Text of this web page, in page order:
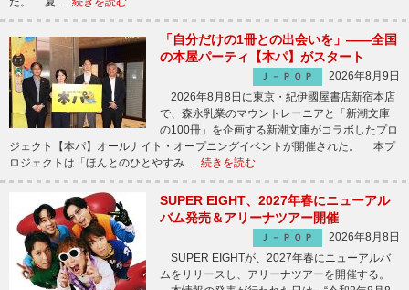
「自分だけの1冊との出会いを」――全国
の本屋パーティ【本パ】がスタート
Ｊ－ＰＯＰ
2026年8月9日
2026年8月8日に東京・紀伊國屋書店新宿本店
で、森永乳業のマウントレーニアと「新潮文庫
の100冊」を企画する新潮文庫がコラボしたプロ
ジェクト【本パ】オールナイト・オープニングイベントが開催された。 本プ
ロジェクトは「ほんとのひとやすみ … 続きを読む
SUPER EIGHT、2027年春にニューアル
バム発売＆アリーナツアー開催
Ｊ－ＰＯＰ
2026年8月8日
SUPER EIGHTが、2027年春にニューアルバ
ムをリリースし、アリーナツアーを開催する。